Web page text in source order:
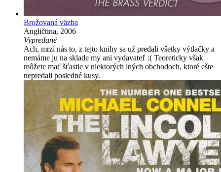
Brožovaná väzba
Angličtina, 2006
Vypredané
Ach, mrzí nás to, z tejto knihy sa už predali všetky výtlačky a
nemáme ju na sklade my ani vydavateľ :( Teoreticky však
môžete mať šťastie v niektorých iných obchodoch, ktoré ešte
nepredali posledné kusy.